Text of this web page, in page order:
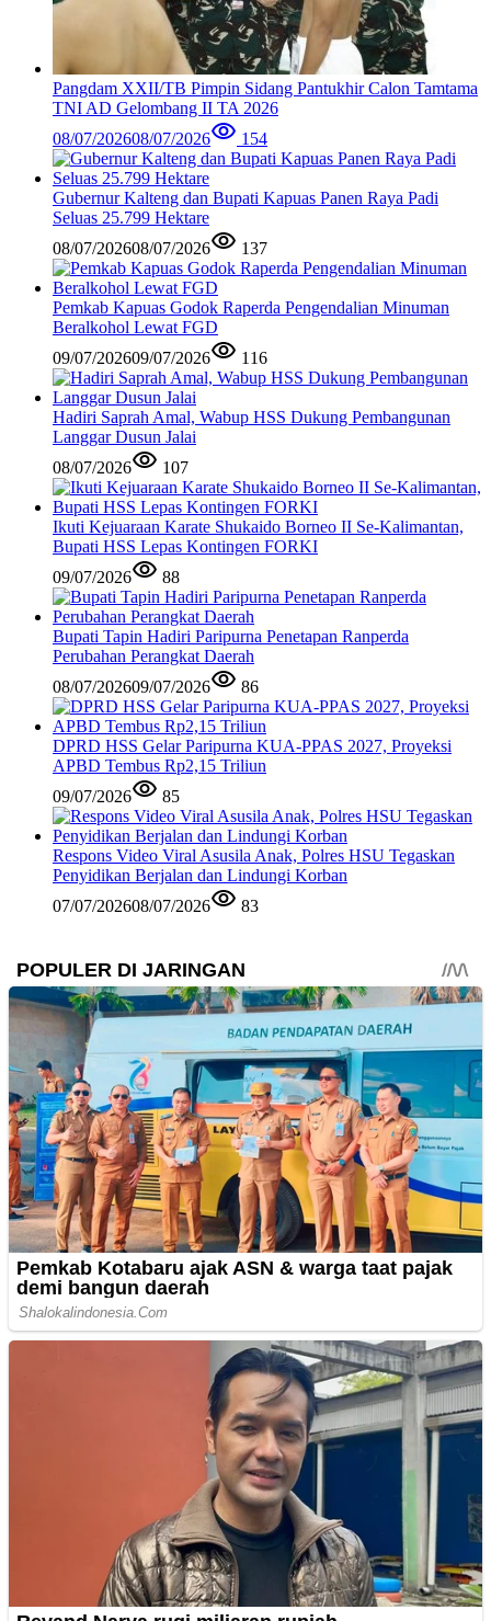
Pangdam XXII/TB Pimpin Sidang Pantukhir Calon Tamtama
TNI AD Gelombang II TA 2026
08/07/202608/07/2026 154
Gubernur Kalteng dan Bupati Kapuas Panen Raya Padi
Seluas 25.799 Hektare
08/07/202608/07/2026 137
Pemkab Kapuas Godok Raperda Pengendalian Minuman
Beralkohol Lewat FGD
09/07/202609/07/2026 116
Hadiri Saprah Amal, Wabup HSS Dukung Pembangunan
Langgar Dusun Jalai
08/07/2026
107
Ikuti Kejuaraan Karate Shukaido Borneo II Se-Kalimantan,
Bupati HSS Lepas Kontingen FORKI
09/07/2026
88
Bupati Tapin Hadiri Paripurna Penetapan Ranperda
Perubahan Perangkat Daerah
08/07/202609/07/2026 86
DPRD HSS Gelar Paripurna KUA-PPAS 2027, Proyeksi
APBD Tembus Rp2,15 Triliun
09/07/2026
85
Respons Video Viral Asusila Anak, Polres HSU Tegaskan
Penyidikan Berjalan dan Lindungi Korban
07/07/202608/07/2026 83